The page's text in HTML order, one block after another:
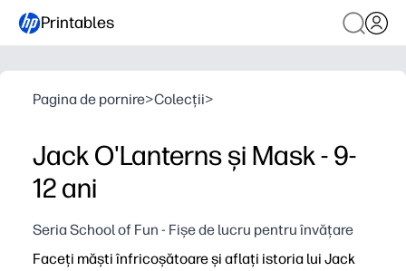
Printables
Pagina de pornire>Colecții>
Jack O'Lanterns și Mask - 9-
12 ani
Seria School of Fun - Fișe de lucru pentru învățare
Faceți măști înfricoșătoare și aflați istoria lui Jack